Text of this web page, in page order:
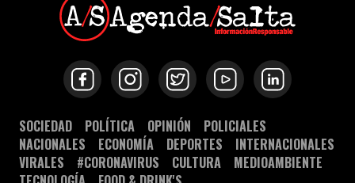
SOCIEDAD POLÍTICA OPINIÓN
POLICIALES
NACIONALES
ECONOMÍA DEPORTES
INTERNACIONALES
VIRALES
#CORONAVIRUS CULTURA
MEDIOAMBIENTE